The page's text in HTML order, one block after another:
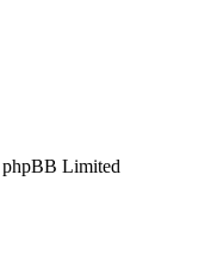
Limited